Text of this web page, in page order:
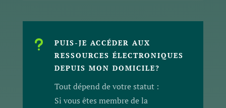
u
PUIS-JE ACCÉDER AUX
RESSOURCES ÉLECTRONIQUES
DEPUIS MON DOMICILE?
Tout dépend de votre statut :
Si vous êtes membre de la